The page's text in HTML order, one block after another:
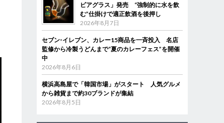
ビアグラス」発売 “強制的に水を飲
む”仕掛けで適正飲酒を後押し
2026年8月7日
セブン‐イレブン、カレー15商品を一斉投入 名店
監修から冷製うどんまで“夏のカレーフェス”を開催
中
2026年8月6日
横浜高島屋で「韓国市場」がスタート 人気グルメ
から雑貨まで約30ブランドが集結
2026年8月5日